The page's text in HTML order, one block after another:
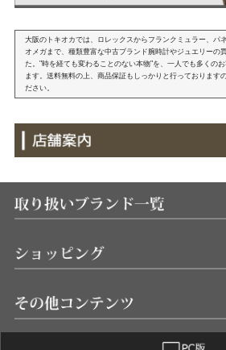
大阪のトキオカでは、ロレックスからフランクミュラー、パ
オメガまで、種類豊富な中古ブランド腕時計やジュエリーの
た。"時を経ても変わることのない本物"を、一人でも多くの
ます。送料無料の上、商品保証もしっかりと行っております
ださい。